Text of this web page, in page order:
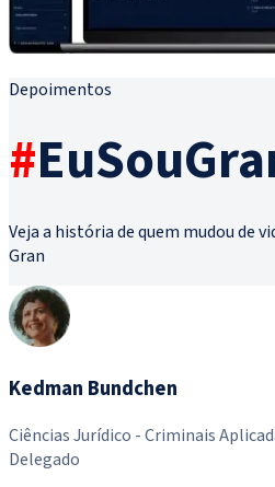
Depoimentos
#
Veja a história de quem mudou de
Gran
Kedman Bundchen
Ciências Jurídico - Criminais
Delegado